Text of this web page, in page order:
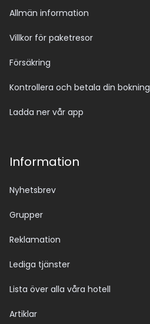
Allmän information
Villkor för paketresor
Försäkring
Kontrollera och betala din bokning
Ladda ner vår app
Information
Nyhetsbrev
Grupper
Reklamation
Lediga tjänster
Lista över alla våra hotell
Artiklar